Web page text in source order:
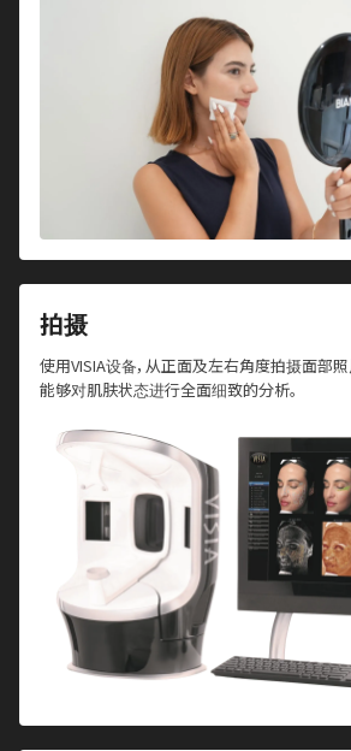
拍摄
使用VISIA设备，从正面及左右角度拍摄面部照
能够对肌肤状态进行全面细致的分析。